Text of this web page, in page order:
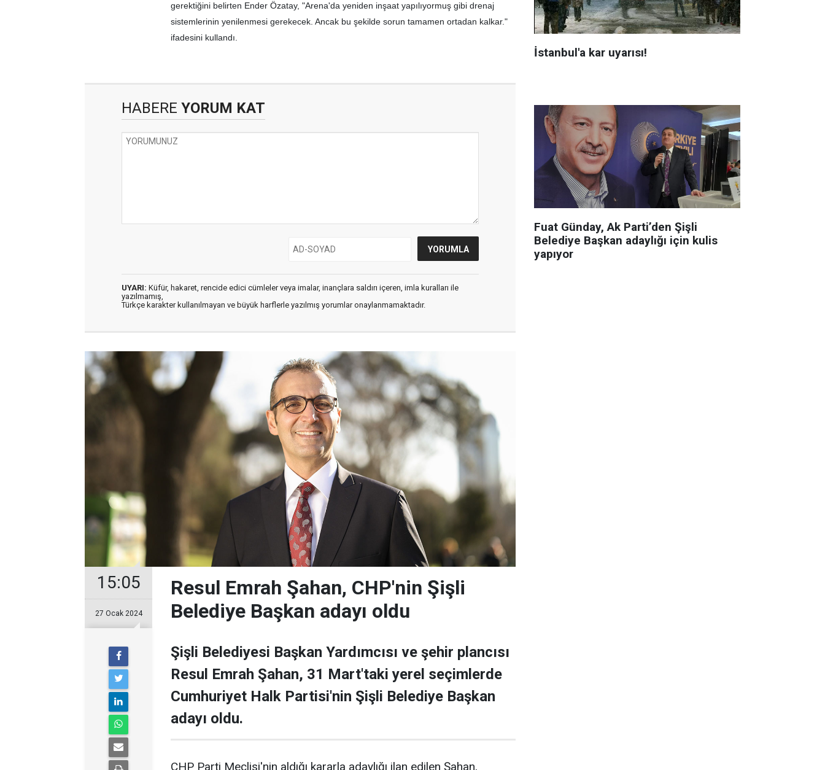
gerektiğini belirten Ender Özatay, "Arena'da yeniden inşaat yapılıyormuş gibi drenaj
sistemlerinin yenilenmesi gerekecek. Ancak bu şekilde sorun tamamen ortadan kalkar."
ifadesini kullandı.
HABERE YORUM KAT
UYARI: Küfür, hakaret, rencide edici cümleler veya imalar, inançlara saldırı içeren, imla kuralları ile
yazılmamış,
Türkçe karakter kullanılmayan ve büyük harflerle yazılmış yorumlar onaylanmamaktadır.
15:05
27 Ocak 2024
Resul Emrah Şahan, CHP'nin Şişli
Belediye Başkan adayı oldu
Şişli Belediyesi Başkan Yardımcısı ve şehir plancısı
Resul Emrah Şahan, 31 Mart'taki yerel seçimlerde
Cumhuriyet Halk Partisi'nin Şişli Belediye Başkan
adayı oldu.
CHP Parti Meclisi'nin aldığı kararla adaylığı ilan edilen Şahan,
İstanbul'a kar uyarısı!
Fuat Günday, Ak Parti’den Şişli
Belediye Başkan adaylığı için kulis
yapıyor